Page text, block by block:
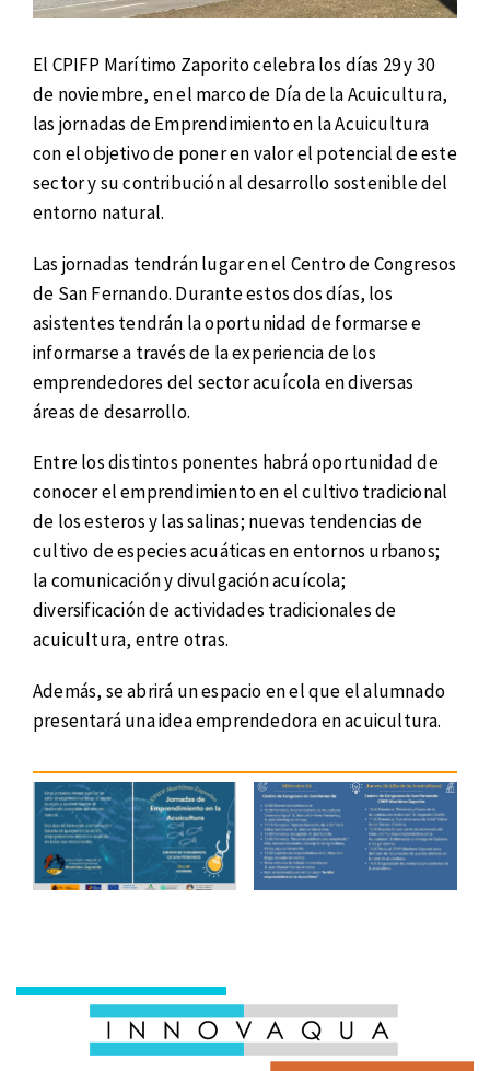
El CPIFP Marítimo Zaporito celebra los días 29 y 30
de noviembre, en el marco de Día de la Acuicultura,
las jornadas de Emprendimiento en la Acuicultura
con el objetivo de poner en valor el potencial de este
sector y su contribución al desarrollo sostenible del
entorno natural.
Las jornadas tendrán lugar en el Centro de Congresos
de San Fernando. Durante estos dos días, los
asistentes tendrán la oportunidad de formarse e
informarse a través de la experiencia de los
emprendedores del sector acuícola en diversas
áreas de desarrollo.
Entre los distintos ponentes habrá oportunidad de
conocer el emprendimiento en el cultivo tradicional
de los esteros y las salinas; nuevas tendencias de
cultivo de especies acuáticas en entornos urbanos;
la comunicación y divulgación acuícola;
diversificación de actividades tradicionales de
acuicultura, entre otras.
Además, se abrirá un espacio en el que el alumnado
presentará una idea emprendedora en acuicultura.